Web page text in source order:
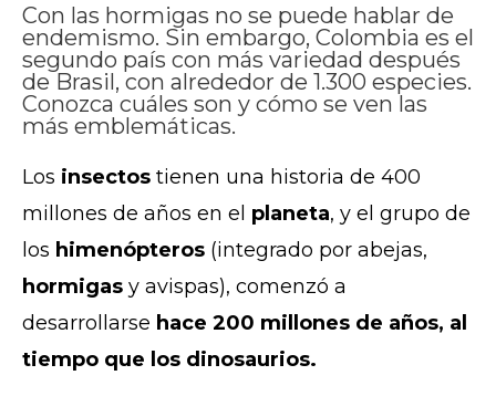
Con las hormigas no se puede hablar de
endemismo. Sin embargo, Colombia es el
segundo país con más variedad después
de Brasil, con alrededor de 1.300 especies.
Conozca cuáles son y cómo se ven las
más emblemáticas.
Los insectos tienen una historia de 400
millones de años en el planeta, y el grupo de
los himenópteros (integrado por abejas,
hormigas y avispas), comenzó a
desarrollarse hace 200 millones de años, al
tiempo que los dinosaurios.